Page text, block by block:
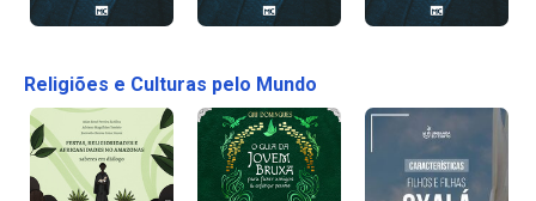
Religiões e Culturas pelo Mundo